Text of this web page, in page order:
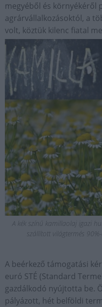
megyéből és környékéről
agrárvállalkozásoktól, a
volt, köztük kilenc fiatal
A kék színű kamillaolaj igazi
szállított világtermés
A beérkező támogatási
euró STÉ (Standard
gazdálkodó nyújtotta be.
pályázott, hét belföldi